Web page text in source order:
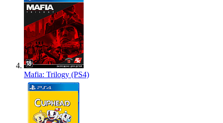
Mafia: Trilogy (PS4)